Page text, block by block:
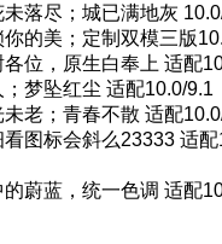
未落尽；城已满地灰
你的美；定制双模三版
各位，原生白奉上 适配
梦坠红尘 适配10.0/9.1
未老；青春不散 适配
看图标会斜么23333 适
的蔚蓝，统一色调 适配